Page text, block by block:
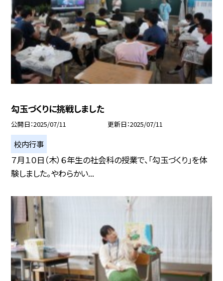
勾玉づくりに挑戦しました
公開日 2025/07/11 更新日 2025/07/11
校内行事
７月１０日（木）６年生の社会科の授業で、「勾玉づくり」を体
験しました。やわらかい...